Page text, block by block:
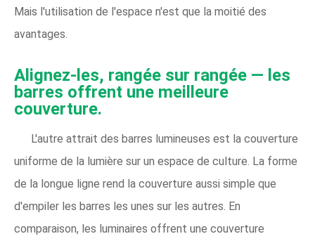
Mais l'utilisation de l'espace n'est que la moitié des
avantages.
Alignez-les, rangée sur rangée — les
barres offrent une meilleure
couverture.
L'autre attrait des barres lumineuses est la couverture
uniforme de la lumière sur un espace de culture. La forme
de la longue ligne rend la couverture aussi simple que
d'empiler les barres les unes sur les autres. En
comparaison, les luminaires offrent une couverture